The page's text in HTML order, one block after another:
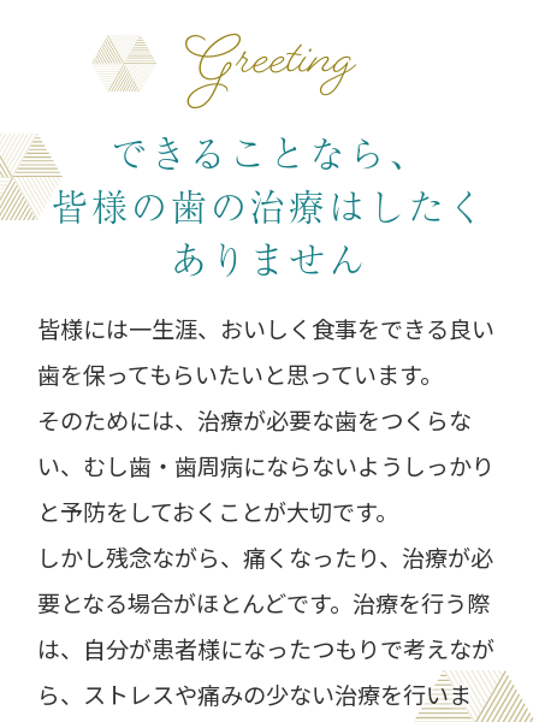
利用をお控えいただきますようお願い致し
2025.07.04
【お盆休みの休診日のお知らせ】
8/10(日)~8/14(木)まで休診いたします。
日曜・祝日は通常通り休診となります。
愛知県緊急医療情報センターへお問い合わ
せをお願いいたします。
2025.04.20
【ゴールデンウィークの休診日のお知ら
せ】
5/3(土)~5/6(火)まで休診いたします。
日曜・祝日は通常通り休診となります。
休診中は緊急で診察をご希望される方は、
愛知県緊急医療情報センターへお問い合わ
せをお願いいたします。
Greeting
できることなら、
皆様の歯の治療はしたく
ありません
皆様には一生涯、おいしく食事をできる良い
歯を保ってもらいたいと思っています。
そのためには、治療が必要な歯をつくらな
い、 むし歯・歯周病にならないようしっかり
と予防をしておくことが大切です。
しかし残念ながら、痛くなったり、治療が必
要となる場合がほとんどです。 治療を行う際
は、自分が患者様になったつもりで考えなが
ら、 ストレスや痛みの少ない治療を行いま